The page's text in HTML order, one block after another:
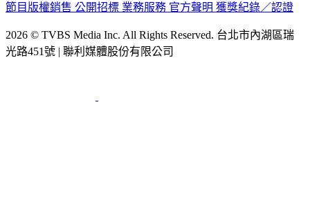
節目版權銷售 公開招標 業務服務 官方聲明 獲獎紀錄／認證
2026 © TVBS Media Inc. All Rights Reserved. 台北市內湖區瑞
光路451號 | 聯利媒體股份有限公司